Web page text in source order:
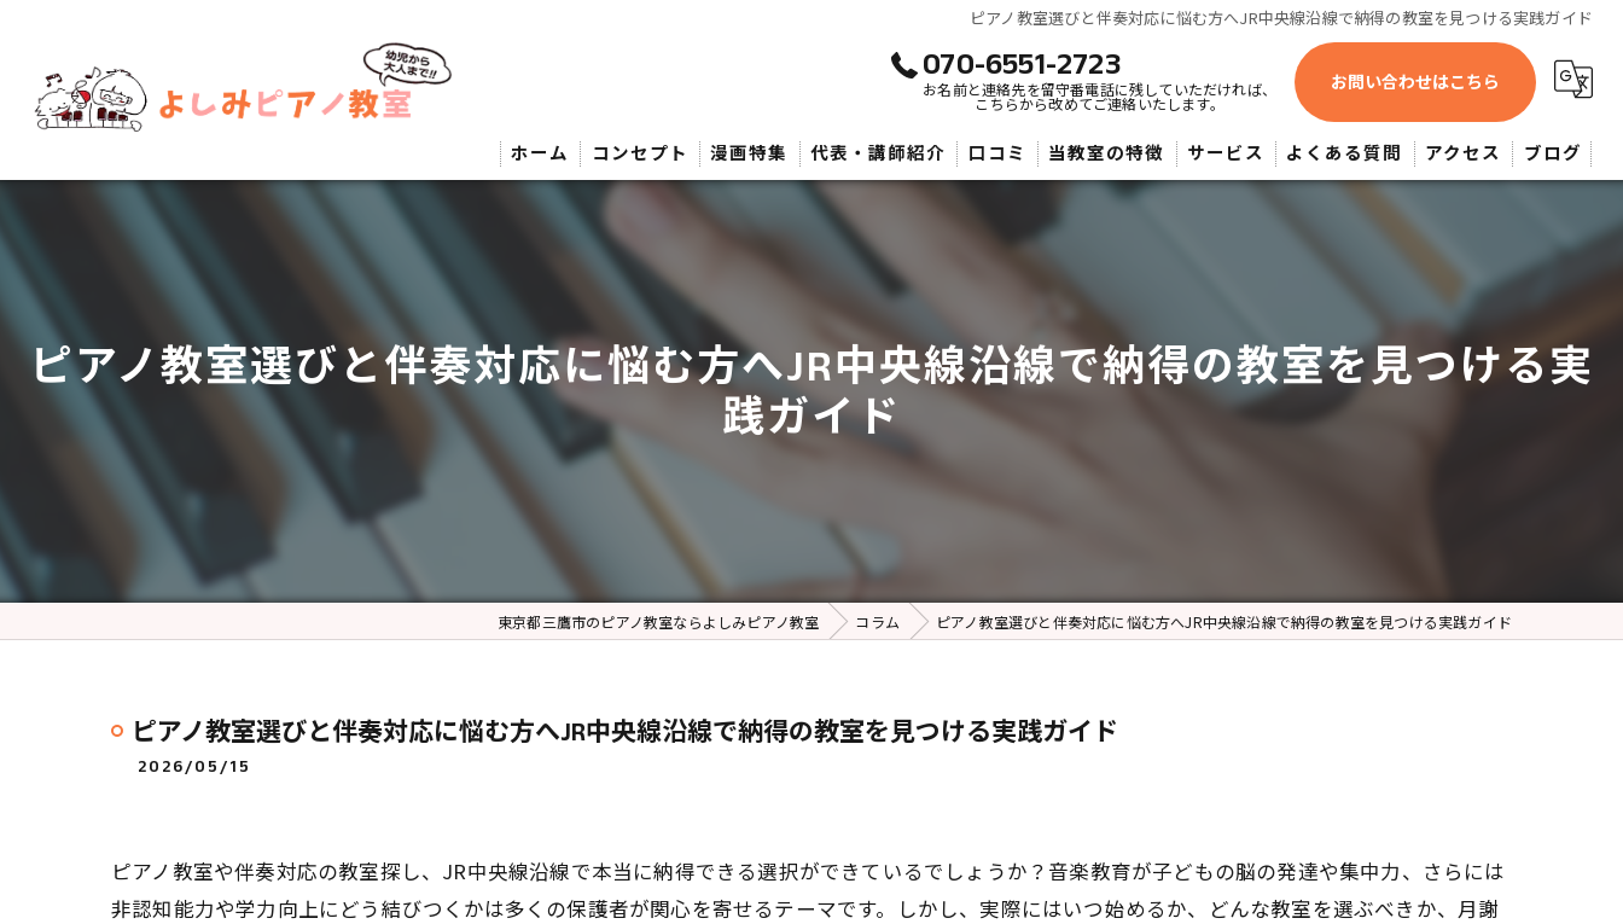
ピアノ教室選びと伴奏対応に悩む方へJR中央線沿線で納得の教室を見つける実践ガイド
070-6551-2723
お名前と連絡先を留守番電話に残していただければ、
こちらから改めてご連絡いたします。
お問い合わせはこちら
ホーム コンセプト 漫画特集 代表・講師紹介 口コミ 当教室の特徴
大人
サービス よくある質問 アクセス ブログ
ピアノ教室選びと伴奏対応に悩む方へJR中央線沿線で納得の教室を見つける実
践ガイド
東京都三鷹市のピアノ教室ならよしみピアノ教室 コラム ピアノ教室選びと伴奏対応に悩む方へJR中央線沿線で納得の教室を見つける実践ガイド
ピアノ教室選びと伴奏対応に悩む方へJR中央線沿線で納得の教室を見つける実践ガイド
2026/05/15
ピアノ教室や伴奏対応の教室探し、JR中央線沿線で本当に納得できる選択ができているでしょうか？音楽教育が子どもの脳の発達や集中力、さらには
非認知能力や学力向上にどう結びつくかは多くの保護者が関心を寄せるテーマです。しかし、実際にはいつ始めるか、どんな教室を選ぶべきか、月謝